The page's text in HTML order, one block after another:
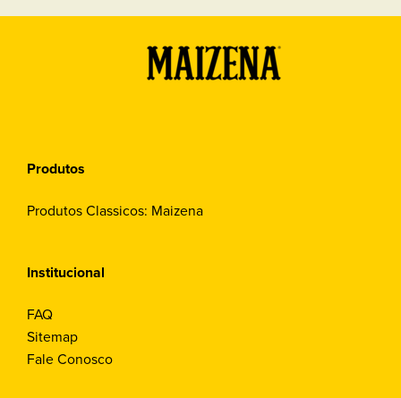
Produtos
Produtos Classicos: Maizena
Institucional
FAQ
Sitemap
Fale Conosco